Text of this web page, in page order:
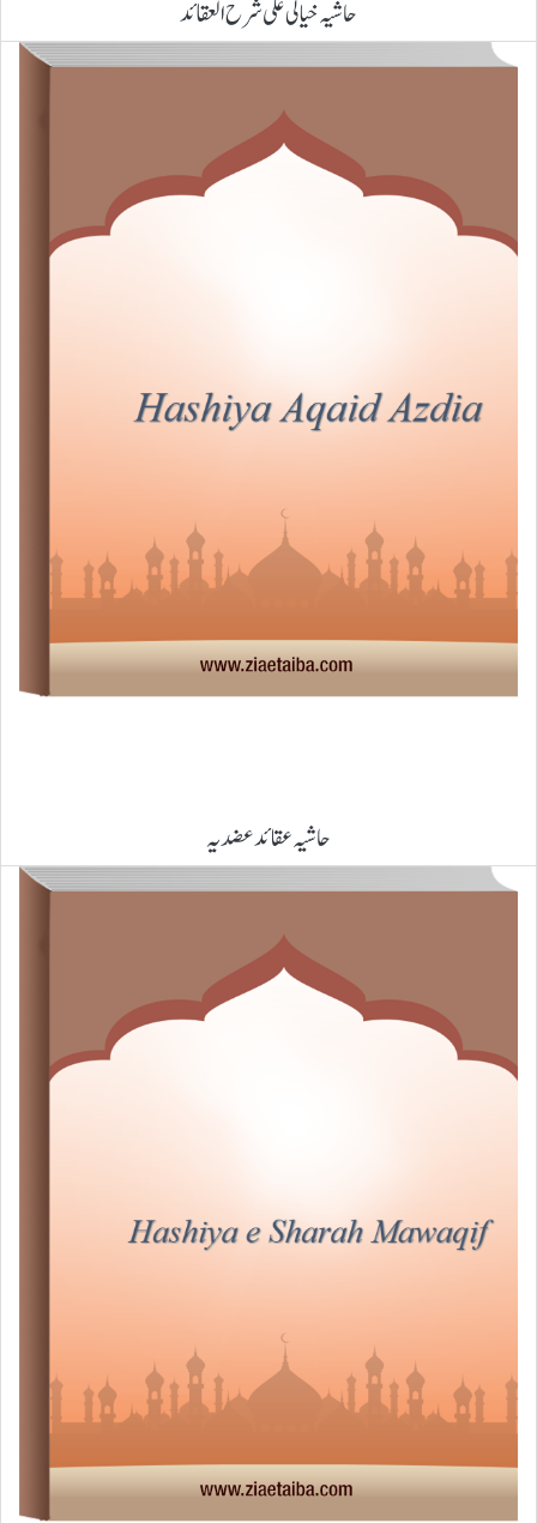
حاشیہ خیالی علی شرح العقائد
حاشیہ عقائد عضدیہ